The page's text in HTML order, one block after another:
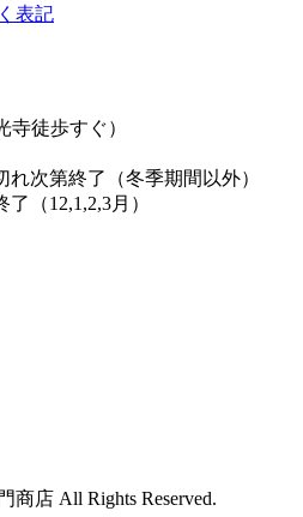
表記
寺徒歩すぐ）
次第終了（冬季期間以外）
（12,1,2,3月）
商店 All Rights Reserved.